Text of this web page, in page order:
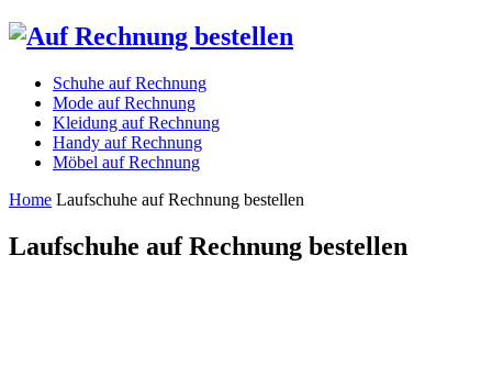
Schuhe auf Rechnung
Mode auf Rechnung
Kleidung auf Rechnung
Handy auf Rechnung
Möbel auf Rechnung
Home Laufschuhe auf Rechnung bestellen
Laufschuhe auf Rechnung bestellen